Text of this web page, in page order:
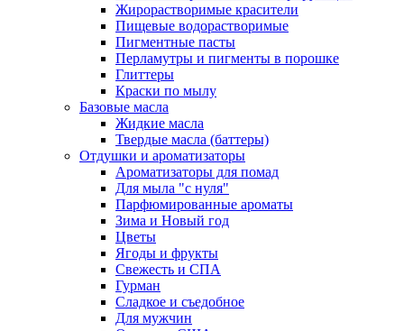
Жирорастворимые красители
Пищевые водорастворимые
Пигментные пасты
Перламутры и пигменты в порошке
Глиттеры
Краски по мылу
Базовые масла
Жидкие масла
Твердые масла (баттеры)
Отдушки и ароматизаторы
Ароматизаторы для помад
Для мыла "с нуля"
Парфюмированные ароматы
Зима и Новый год
Цветы
Ягоды и фрукты
Свежесть и СПА
Гурман
Сладкое и съедобное
Для мужчин